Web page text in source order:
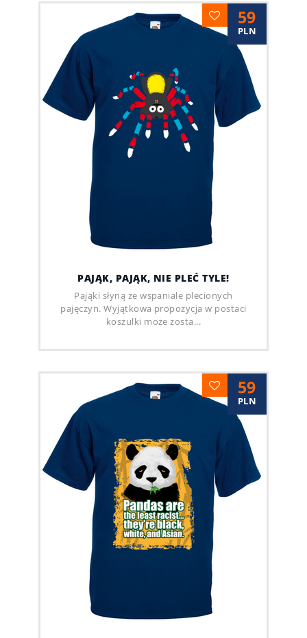
59
PLN
PAJĄK, PAJĄK, NIE PLEĆ TYLE!
Pająki słyną ze wspaniale plecionych
pajęczyn. Wyjątkowa propozycja w postaci
koszulki może zosta...
59
PLN